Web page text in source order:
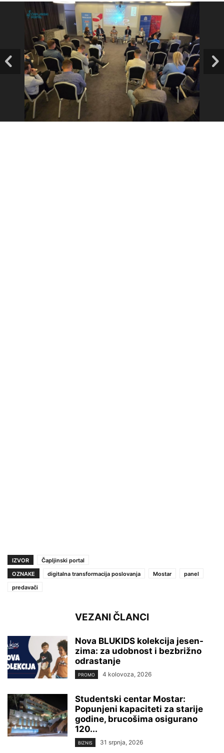
IZVOR
Čapljinski portal
OZNAKE
digitalna transformacija poslovanja Mostar
panel
predavači
VEZANI ČLANCI
Nova BLUKIDS kolekcija jesen-
zima: za udobnost i bezbrižno
odrastanje
PROMO 4 kolovoza, 2026
Studentski centar Mostar:
Popunjeni kapaciteti za starije
godine, brucošima osigurano
120...
BIZNIS 31 srpnja, 2026